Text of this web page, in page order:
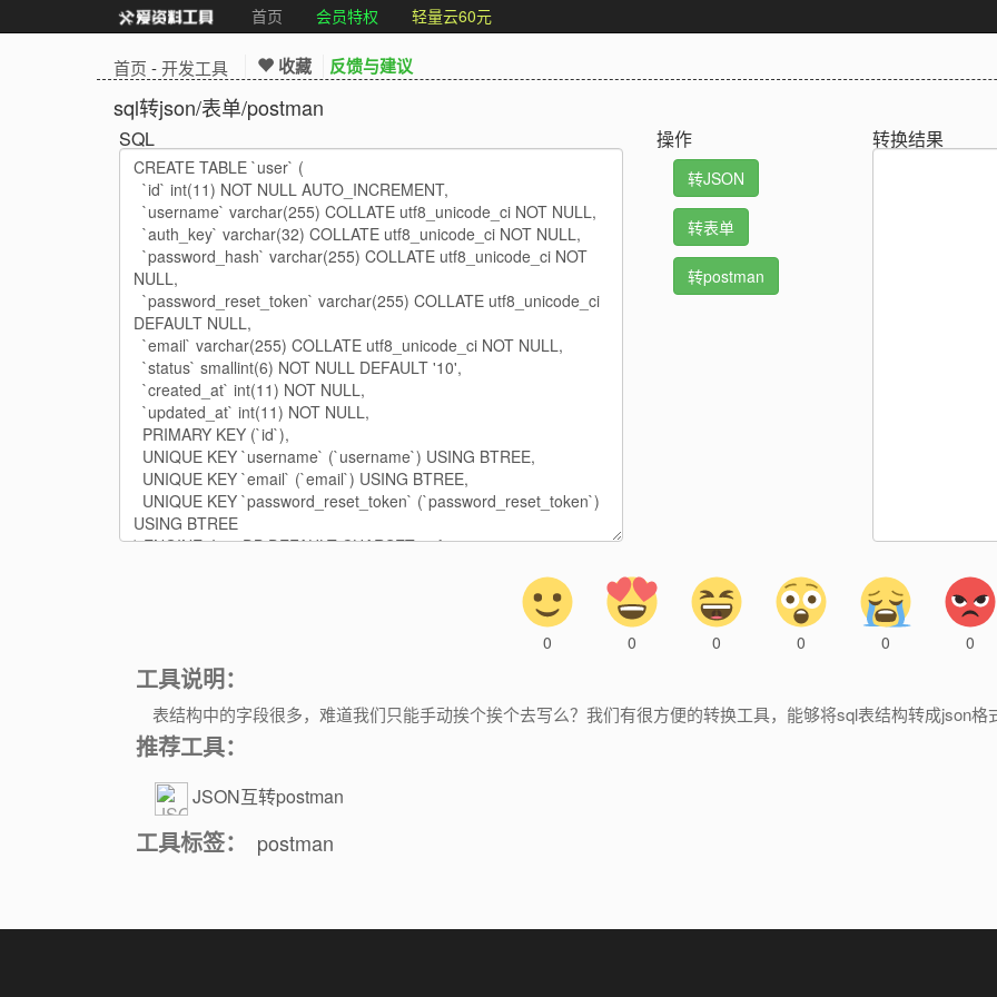
首页 会员特权 轻量云60元
首页 -开发工具 收藏 反馈与建议
sql转json/表单/postman
SQL 操作
转JSON
转表单
转postman
转换结果
0 0 0 0 0 0
工具说明：
表结构中的字段很多，难道我们只能手动挨个挨个去写么？我们有很方便的转换工具，能够将sql表结构转成json
推荐工具：
JSON互转postman
参数
工具标签： postman